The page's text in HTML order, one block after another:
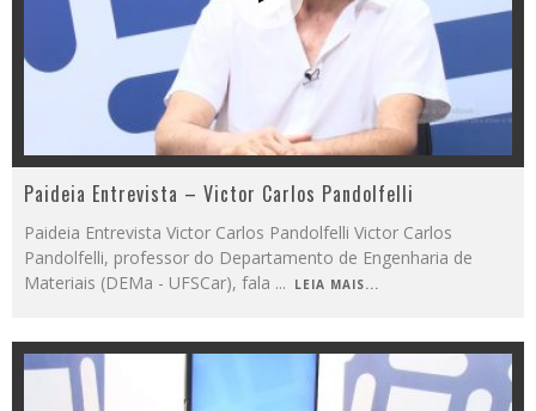
Paideia Entrevista – Victor Carlos Pandolfelli
Paideia Entrevista Victor Carlos Pandolfelli Victor Carlos
Pandolfelli, professor do Departamento de Engenharia de
Materiais (DEMa - UFSCar), fala ... LEIA MAIS...